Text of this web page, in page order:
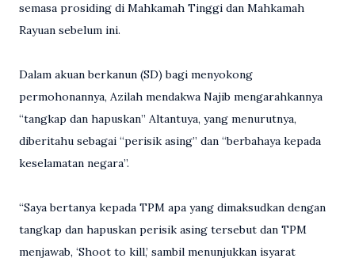
semasa prosiding di Mahkamah Tinggi dan Mahkamah
Rayuan sebelum ini.
Dalam akuan berkanun (SD) bagi menyokong
permohonannya, Azilah mendakwa Najib mengarahkannya
“tangkap dan hapuskan” Altantuya, yang menurutnya,
diberitahu sebagai “perisik asing” dan “berbahaya kepada
keselamatan negara”.
“Saya bertanya kepada TPM apa yang dimaksudkan dengan
tangkap dan hapuskan perisik asing tersebut dan TPM
menjawab, ‘Shoot to kill,’ sambil menunjukkan isyarat